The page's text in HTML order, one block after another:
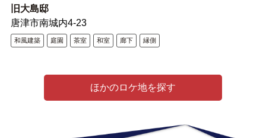
旧大島邸
唐津市南城内4-23
和風建築 庭園 茶室 和室 廊下 縁側
ほかのロケ地を探す